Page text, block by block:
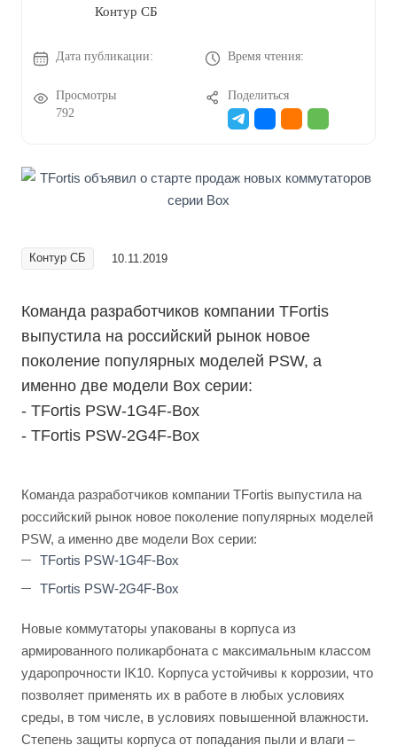
Контур СБ
Дата публикации: Время чтения:
Просмотры
792
Поделиться
Контур СБ 10.11.2019
Команда разработчиков компании TFortis
выпустила на российский рынок новое
поколение популярных моделей PSW, а
именно две модели Box серии:
- TFortis PSW-1G4F-Box
- TFortis PSW-2G4F-Box
Команда разработчиков компании TFortis выпустила на
российский рынок новое поколение популярных моделей
PSW, а именно две модели Box серии:
TFortis PSW-1G4F-Box
TFortis PSW-2G4F-Box
Новые коммутаторы упакованы в корпуса из
армированного поликарбоната с максимальным классом
ударопрочности IK10. Корпуса устойчивы к коррозии, что
позволяет применять их в работе в любых условиях
среды, в том числе, в условиях повышенной влажности.
Степень защиты корпуса от попадания пыли и влаги –